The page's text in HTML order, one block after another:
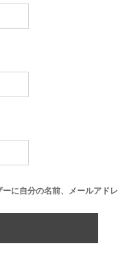
に自分の名前、メールアドレ